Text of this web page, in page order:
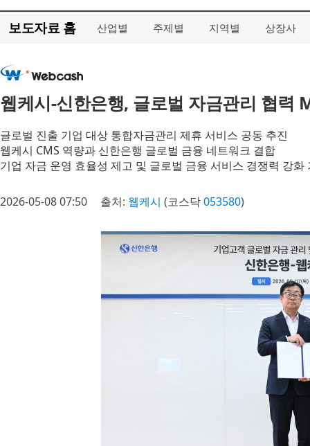
보도자료 홈 산업별 주제별 지역별 상장사
웹케시-신한은행, 글로벌 자금관리 협력
글로벌 진출 기업 대상 통합자금관리 제휴 서비스 공동 추진
웹케시 CMS 역량과 신한은행 글로벌 금융 네트워크 결합
기업 자금 운영 효율성 제고 및 글로벌 금융 서비스 경쟁력 강화
2026-05-08 07:50 출처: 웹케시 (코스닥053580)